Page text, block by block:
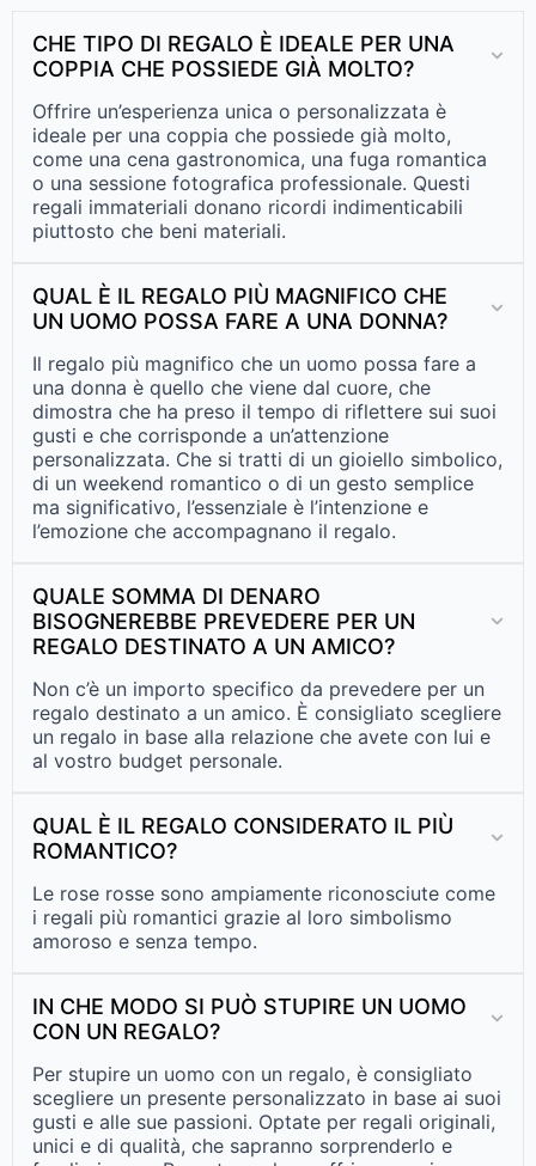
CHE TIPO DI REGALO È IDEALE PER UNA
COPPIA CHE POSSIEDE GIÀ MOLTO?
Offrire un’esperienza unica o personalizzata è
ideale per una coppia che possiede già molto,
come una cena gastronomica, una fuga romantica
o una sessione fotografica professionale. Questi
regali immateriali donano ricordi indimenticabili
piuttosto che beni materiali.
QUAL È IL REGALO PIÙ MAGNIFICO CHE
UN UOMO POSSA FARE A UNA DONNA?
Il regalo più magnifico che un uomo possa fare a
una donna è quello che viene dal cuore, che
dimostra che ha preso il tempo di riflettere sui suoi
gusti e che corrisponde a un’attenzione
personalizzata. Che si tratti di un gioiello simbolico,
di un weekend romantico o di un gesto semplice
ma significativo, l’essenziale è l’intenzione e
l’emozione che accompagnano il regalo.
QUALE SOMMA DI DENARO
BISOGNEREBBE PREVEDERE PER UN
REGALO DESTINATO A UN AMICO?
Non c’è un importo specifico da prevedere per un
regalo destinato a un amico. È consigliato scegliere
un regalo in base alla relazione che avete con lui e
al vostro budget personale.
QUAL È IL REGALO CONSIDERATO IL PIÙ
ROMANTICO?
Le rose rosse sono ampiamente riconosciute come
i regali più romantici grazie al loro simbolismo
amoroso e senza tempo.
IN CHE MODO SI PUÒ STUPIRE UN UOMO
CON UN REGALO?
Per stupire un uomo con un regalo, è consigliato
scegliere un presente personalizzato in base ai suoi
gusti e alle sue passioni. Optate per regali originali,
unici e di qualità, che sapranno sorprenderlo e